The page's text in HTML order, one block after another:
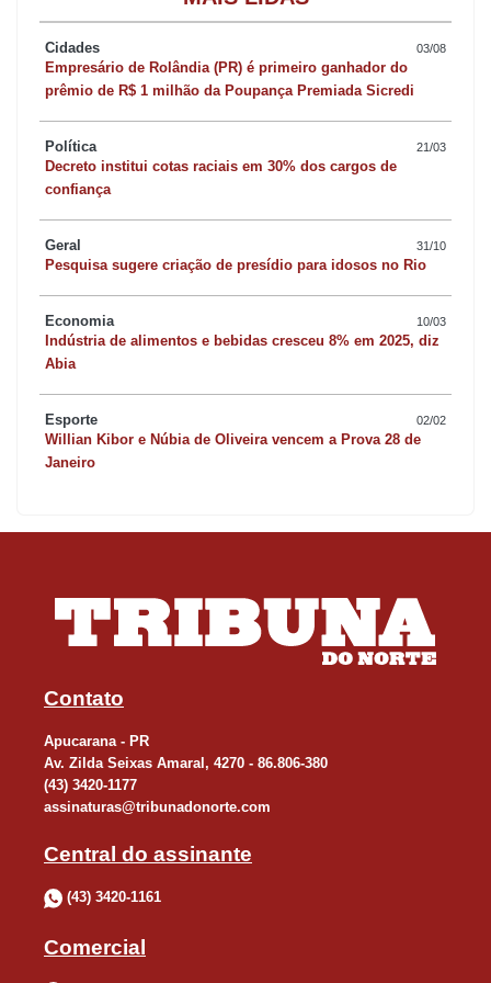
“É um local insalubre. Foi constatado pela Vigilância Sanitária e
pela Prefeitura que não há nenhum alvará. Era um local usado
como o pessoal para fazer uso de entorpecentes”, explicou o
comandante. Ele destacou ainda que o endereço era rota comum
quando havia furto aqui na área central o pessoal se deslocava
diretamente para cá onde fazia a troca do produto (furtado) por
entorpecentes”, assinala.
encontradas no interior do imóvel - quatro homens e duas
mulheres. A abordagem ocorreu de forma pacífica, sem a
ocupantes percebeu a movimentação antes da entrada dos
agentes e pode ter alertado o grupo.
Apesar da ausência de flagrantes de drogas no momento, o
o espaço já foi palco de recuperação de objetos furtados e até de
um assassinato, quando a vítima teria sido morta no local e
sossego.
O proprietário do prédio acompanhou a operação e disse que
fornecimento de água e energia elétrica, além da soldagem de
portões e instalação de cadeados.
Para garantir a integridade do proprietário durante o fechamento
Cidades 03/08
Empresário de Rolândia (PR) é primeiro ganhador do
prêmio de R$ 1 milhão da Poupança Premiada Sicredi
Política 21/03
Decreto institui cotas raciais em 30% dos cargos de
confiança
Geral 31/10
Pesquisa sugere criação de presídio para idosos no Rio
Economia 10/03
Indústria de alimentos e bebidas cresceu 8% em 2025, diz
Abia
Esporte 02/02
Willian Kibor e Núbia de Oliveira vencem a Prova 28 de
Janeiro
Contato
Apucarana - PR
Av. Zilda Seixas Amaral, 4270 - 86.806-380
(43) 3420-1177
assinaturas@tribunadonorte.com
Central do assinante
(43) 3420-1161
Comercial